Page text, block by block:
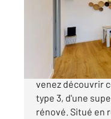
299
ANGLET
venez découvrir
type 3, d'une
rénové. Situé en